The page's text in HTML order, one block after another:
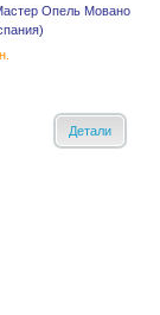
Опель Мовано
Детали